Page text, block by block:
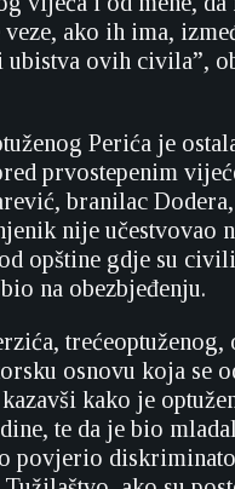
ako ih ima,
ubistva ovih civila”,
Perića je
prvostepenim
branilac
nije učestvovao
opštine gdje su
na obezbjeđenju.
trećeoptuženog,
osnovu koja se
kako je
te da je bio
povjerio